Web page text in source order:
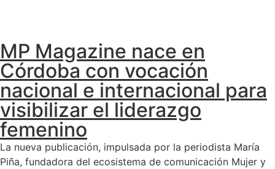
MP Magazine nace en
Córdoba con vocación
nacional e internacional para
visibilizar el liderazgo
femenino
La nueva publicación, impulsada por la periodista María
Piña, fundadora del ecosistema de comunicación Mujer y